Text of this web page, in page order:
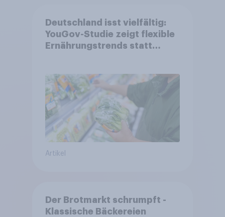
Deutschland isst vielfältig:
YouGov-Studie zeigt flexible
Ernährungstrends statt
Artikel
Der Brotmarkt schrumpft -
Klassische Bäckereien